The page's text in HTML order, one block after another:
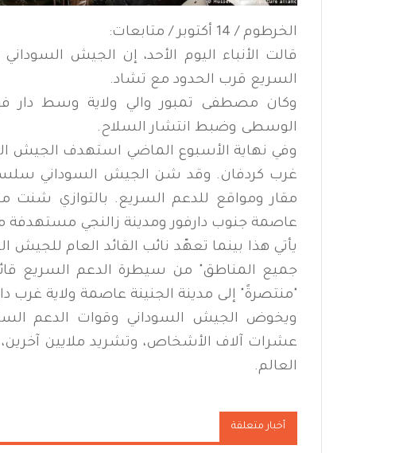
الخرطوم / 14 أكتوبر / متابعات:
قالت الأنباء اليوم الأحد، إن الجيش
السريع قرب الحدود مع تشاد.
وكان مصطفى تمبور والي ولاية وسط دار
الوسطى وضبط انتشار السلاح.
وفي نهاية الأسبوع الماضي استهدف الجيش
غرب كردفان. وقد شن الجيش السوداني
مقار ومواقع للدعم السريع. بالتوازي شنت
عاصمة جنوب دارفور ومدينة زالنجي مستهدفة
يأتي هذا بينما تعهّد نائب القائد العام للجيش
جميع المناطق" من سيطرة الدعم السريع
"منتصرةً" إلى مدينة الجنينة عاصمة ولاية غرب
عشرات آلاف الأشخاص، وتشريد ملايين
العالم.
أخبار متعلقة